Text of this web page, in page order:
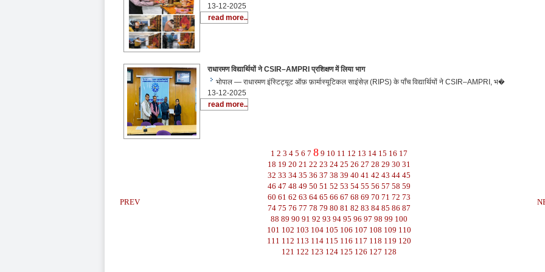
13-12-2025
read more..
राधारमण विद्यार्थियों ने CSIR–AMPRI प्रशिक्षण में लिया भाग
भोपाल — राधारमण इंस्टिट्यूट ऑफ़ फ़ार्मास्यूटिकल साइंसेज़ (RIPS) के पाँच विद्यार्थियों ने CSIR–AMPRI, भ�
13-12-2025
read more..
PREV
1 2 3 4 5 6 7 8 9 10 11 12 13 14 15 16 17
18 19 20 21 22 23 24 25 26 27 28 29 30 31
32 33 34 35 36 37 38 39 40 41 42 43 44 45
46 47 48 49 50 51 52 53 54 55 56 57 58 59
60 61 62 63 64 65 66 67 68 69 70 71 72 73
74 75 76 77 78 79 80 81 82 83 84 85 86 87
88 89 90 91 92 93 94 95 96 97 98 99 100
101 102 103 104 105 106 107 108 109 110
111 112 113 114 115 116 117 118 119 120
121 122 123 124 125 126 127 128